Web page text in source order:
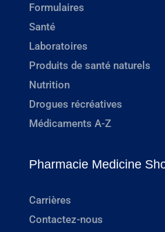
Formulaires
Santé
Laboratoires
Produits de santé naturels
Nutrition
Drogues récréatives
Médicaments A-Z
Pharmacie Medicine
Carrières
Contactez-nous